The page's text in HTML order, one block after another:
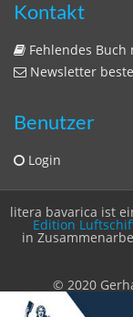
Fehlendes Buch
Newsletter
Login
Edition
in
© 2020